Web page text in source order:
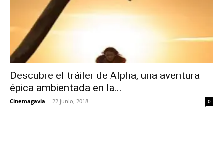
Descubre el tráiler de Alpha, una aventura
épica ambientada en la...
Cinemagavia - 22 junio, 2018 0